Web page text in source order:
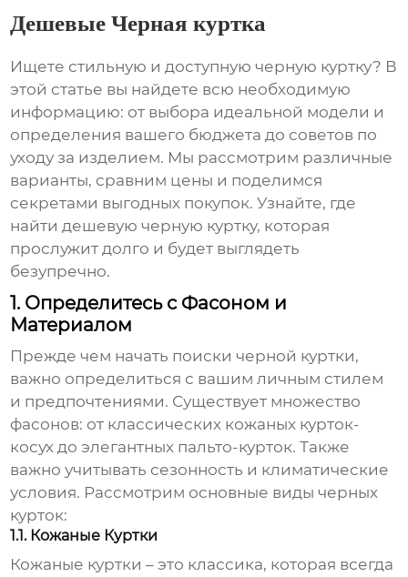
Дешевые Черная куртка
Ищете стильную и доступнуючерную куртку? В
этой статье вы найдете всю необходимую
информацию: от выбора идеальной модели и
определения вашего бюджета до советов по
уходу за изделием. Мы рассмотрим различные
варианты, сравним цены и поделимся
секретами выгодных покупок. Узнайте, где
найтидешевую черную куртку, которая
прослужит долго и будет выглядеть
безупречно.
1. Определитесь с Фасоном и
Материалом
Прежде чем начать поискичерной куртки,
важно определиться с вашим личным стилем
и предпочтениями. Существует множество
фасонов: от классических кожаных курток-
косух до элегантных пальто-курток. Также
важно учитывать сезонность и климатические
условия. Рассмотрим основные видычерных
курток:
1.1. Кожаные Куртки
Кожаные куртки – это классика, которая всегда